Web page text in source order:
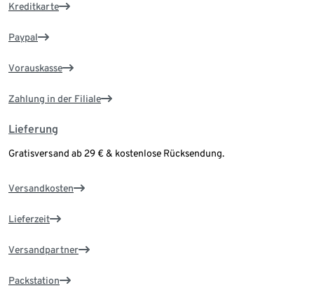
Kreditkarte
Paypal
Vorauskasse
Zahlung in der Filiale
Lieferung
Gratisversand ab 29 € & kostenlose Rücksendung.
Versandkosten
Lieferzeit
Versandpartner
Packstation